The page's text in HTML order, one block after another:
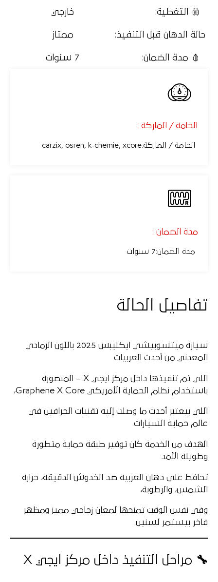
التغطية: خارجي
حالة الدهان قبل التنفيذ: ممتاز
مدة الضمان: 7 سنوات
الخامة / الماركة :
الخامة / الماركة:
carzix, osren, k-chemie, xcore
مدة الضمان :
مدة الضمان:7 سنوات
تفاصيل الحالة
سيارة ميتسوبيشي ايكليبس 2025
باللون الرمادي
المعدني من أحدث العربيات
اللي تم تنفيذها داخل مركز
ايجي X – المنصورة
باستخدام نظام الحماية الأمريكي Graphene X Core،
اللي بيعتبر أحدث ما وصلت إليه تقنيات الجرافين في
عالم حماية السيارات.
الهدف من الخدمة كان توفير طبقة حماية متطورة
وطويلة الأمد
تحافظ على دهان العربية ضد الخدوش الدقيقة، حرارة
الشمس، والرطوبة،
وفي نفس الوقت تمنحها لمعان زجاجي مميز ومظهر
فاخر بيستمر لسنين.
🔧 مراحل التنفيذ داخل مركز ايجي X